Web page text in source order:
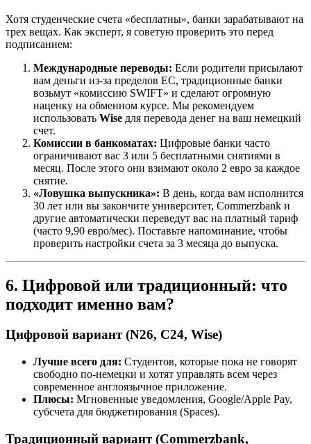
Хотя студенческие счета «бесплатны», банки зарабатывают на
трех вещах. Как эксперт, я советую проверить это перед
подписанием:
Международные переводы: Если родители присылают
вам деньги из-за пределов ЕС, традиционные банки
возьмут «комиссию SWIFT» и сделают огромную
наценку на обменном курсе. Мы рекомендуем
использовать Wise для перевода денег на ваш немецкий
счет.
Комиссии в банкоматах: Цифровые банки часто
ограничивают вас 3 или 5 бесплатными снятиями в
месяц. После этого они взимают около 2 евро за каждое
снятие.
«Ловушка выпускника»: В день, когда вам исполнится
30 лет или вы закончите университет, Commerzbank и
другие автоматически переведут вас на платный тариф
(часто 9,90 евро/мес). Поставьте напоминание, чтобы
проверить настройки счета за 3 месяца до выпуска.
6. Цифровой или традиционный: что
подходит именно вам?
Цифровой вариант (N26, C24, Wise)
Лучше всего для: Студентов, которые пока не говорят
свободно по-немецки и хотят управлять всем через
современное англоязычное приложение.
Плюсы: Мгновенные уведомления, Google/Apple Pay,
субсчета для бюджетирования (Spaces).
Традиционный вариант (Commerzbank,